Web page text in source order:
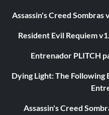
Assassin's Creed
Resident Evil Requiem
Entrenador PLITCH
Dying Light: The Following
Assassin's Creed